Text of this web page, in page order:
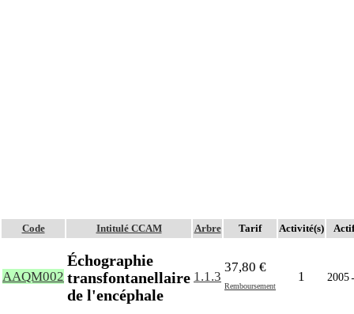
Code Intitulé CCAM Arbre Tarif Activité(s) Actif
AAQM002
Échographie
transfontanellaire
de l'encéphale
1.1.3
37,80 €
Remboursement
1 2005